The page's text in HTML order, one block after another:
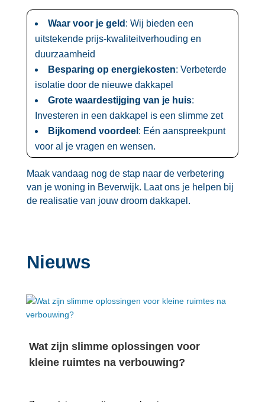
Waar voor je geld : Wij bieden een
uitstekende prijs-kwaliteitverhouding en
duurzaamheid
Besparing op energiekosten: Verbeterde
isolatie door de nieuwe dakkapel
Grote waardestijging van je huis:
Investeren in een dakkapel is een slimme zet
Bijkomend voordeel : Eén aanspreekpunt
voor al je vragen en wensen.​
Maak vandaag nog de stap naar de verbetering
van je woning in Beverwijk.​ Laat ons je helpen bij
de realisatie van jouw droom dakkapel.​
Nieuws
Wat zijn slimme oplossingen voor
kleine ruimtes na verbouwing?